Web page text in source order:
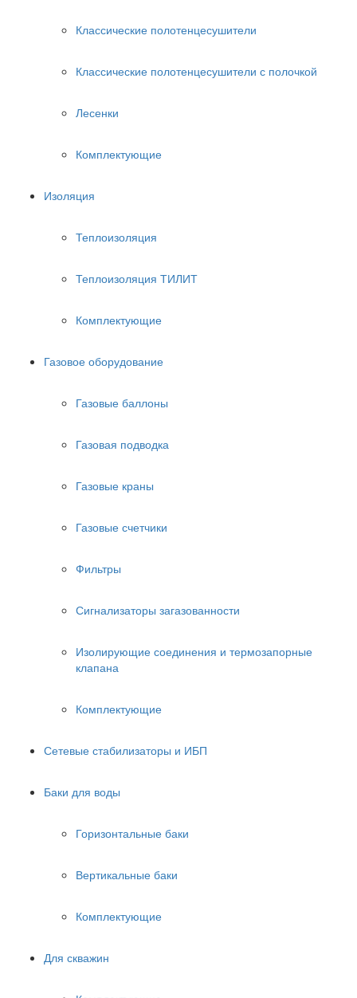
Классические полотенцесушители
Классические полотенцесушители с полочкой
Лесенки
Комплектующие
Изоляция
Теплоизоляция
Теплоизоляция ТИЛИТ
Комплектующие
Газовое оборудование
Газовые баллоны
Газовая подводка
Газовые краны
Газовые счетчики
Фильтры
Сигнализаторы загазованности
Изолирующие соединения и термозапорные
клапана
Комплектующие
Сетевые стабилизаторы и ИБП
Баки для воды
Горизонтальные баки
Вертикальные баки
Комплектующие
Для скважин